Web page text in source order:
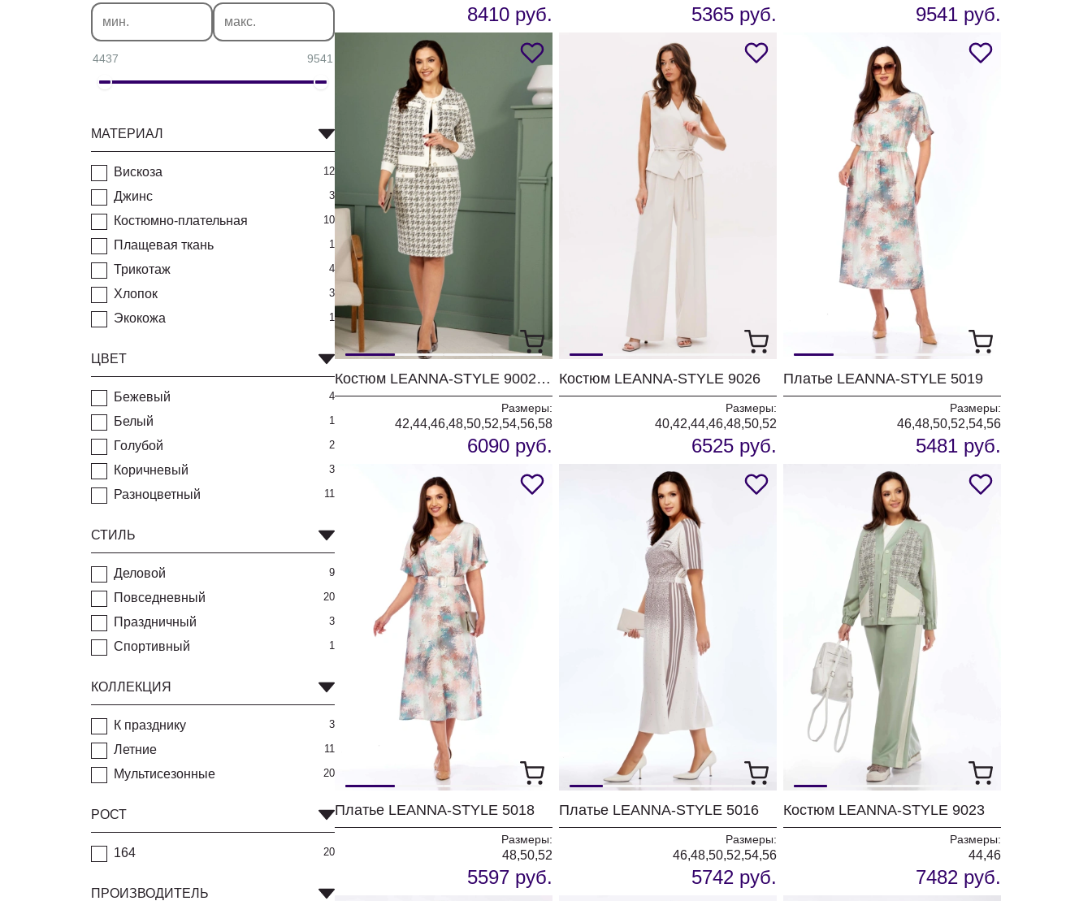
4437 9541
МАТЕРИАЛ
Вискоза 12
Джинс 3
Костюмно-плательная 10
Плащевая ткань 1
Трикотаж 4
Хлопок 3
Экокожа 1
ЦВЕТ
Бежевый 4
Белый 1
Голубой 2
Коричневый 3
Разноцветный 11
СТИЛЬ
Деловой 9
Повседневный 20
Праздничный 3
Спортивный 1
КОЛЛЕКЦИЯ
К празднику 3
Летние 11
Мультисезонные 20
РОСТ
164 20
ПРОИЗВОДИТЕЛЬ
8410 руб. 5365 руб. 9541 руб.
Костюм LEANNA-STYLE 9002 мультиколор
Размеры:
42,44,46,48,50,52,54,56,58
6090 руб.
Костюм LEANNA-STYLE 9026
Размеры:
40,42,44,46,48,50,52
6525 руб.
Платье LEANNA-STYLE 5019
Размеры:
46,48,50,52,54,56
5481 руб.
Платье LEANNA-STYLE 5018
Размеры:
48,50,52
5597 руб.
Платье LEANNA-STYLE 5016
Размеры:
46,48,50,52,54,56
5742 руб.
Костюм LEANNA-STYLE 9023
Размеры:
44,46
7482 руб.